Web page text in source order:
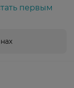
первым